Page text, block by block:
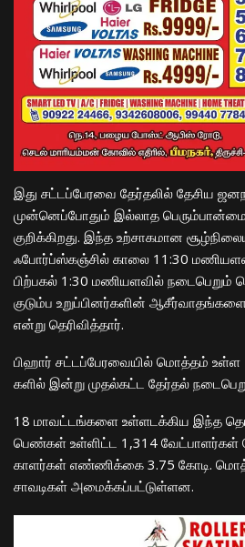
இது சட்டப்பேரவை தேர்தலில் தேசிய
முன்னெப்போதும் இல்லாத
குறிக்கிறது. இந்த உற்சாகமான
ஃபோர்ப்ஸ்கஞ்சில் காலை 11:30
பிற்பகல் 1:30 மணியளவில் நடைபெறும்
குடும்ப உறுப்பினர்களின்
என்று தெரிவித்தார்.
பிஹார் சட்டப்பேரவையில் மொத்தம் உள்ள
களில் இன்று முதல்​கட்ட தேர்​தல்
18 மாவட்​டங்​களை உள்​ளடக்​கிய இந்த
பெண்​கள் உள்​ளிட்ட 1,314 வேட்​பாளர்​கள்
காளர்​கள் எண்​ணிக்கை 3.75 கோடி.
சாவடிகள் அமைக்​கப்​பட்​டுள்​ளன.